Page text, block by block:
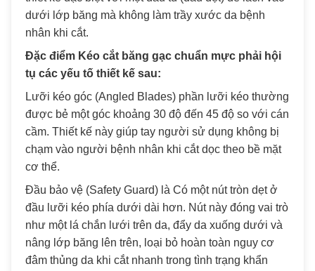
dưới lớp băng mà không làm trầy xước da bệnh
nhân khi cắt.
Đặc điểm Kéo cắt băng gạc chuẩn mực phải hội
tụ các yếu tố thiết kế sau:
Lưỡi kéo góc (Angled Blades) phần lưỡi kéo thường
được bẻ một góc khoảng 30 độ đến 45 độ so với cán
cầm. Thiết kế này giúp tay người sử dụng không bị
chạm vào người bệnh nhân khi cắt dọc theo bề mặt
cơ thể.
Đầu bảo vệ (Safety Guard) là Có một nút tròn dẹt ở
đầu lưỡi kéo phía dưới dài hơn. Nút này đóng vai trò
như một lá chắn lưới trên da, đẩy da xuống dưới và
nâng lớp băng lên trên, loại bỏ hoàn toàn nguy cơ
đâm thủng da khi cắt nhanh trong tình trạng khẩn